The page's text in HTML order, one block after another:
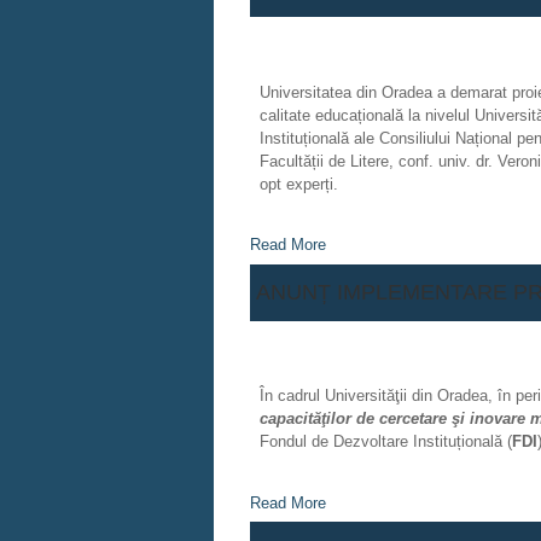
Universitatea din Oradea a demarat
calitate educațională la nivelul
Instituțională ale Consiliului Național
Facultății de Litere, conf. univ. dr.
opt experți.
Read More
ANUNȚ IMPLEMENTARE
În cadrul Universităţii din Oradea, în
capacităţilor de cercetare şi inovare
Fondul de Dezvoltare Instituțională (FDI
Read More